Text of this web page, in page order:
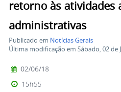
retorno às atividades
administrativas
Publicado em Notícias Gerais
Última modificação em Sábado, 02 de
02/06/18
15h55